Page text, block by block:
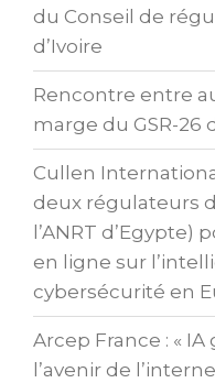
du Conseil de
d’Ivoire
Rencontre entre
marge du GSR-26
Cullen
deux régulateurs
l’ANRT
en ligne sur
cybersécurité en
Arcep France : «
l’avenir de